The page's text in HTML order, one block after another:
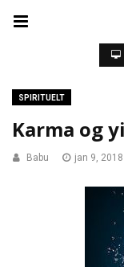
SPIRITUELT
Karma og
Babu jan 9, 2018